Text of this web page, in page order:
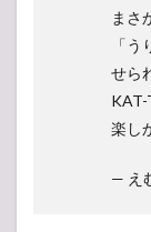
まさ
「
せら
KAT-
楽し
— え